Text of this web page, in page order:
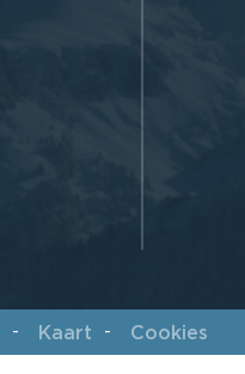
Kaart Cookies